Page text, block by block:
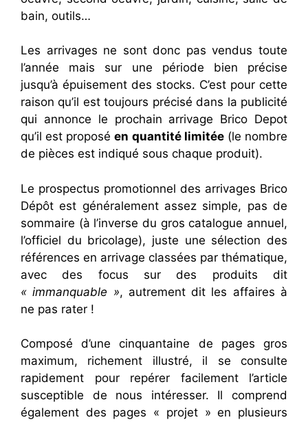
bain, outils…
Les arrivages ne sont donc pas vendus toute
l’année mais sur une période bien précise
jusqu’à épuisement des stocks. C’est pour cette
raison qu’il est toujours précisé dans la publicité
qui annonce le prochain arrivage Brico Depot
qu’il est proposéen quantité limitée(le nombre
de pièces est indiqué sous chaque produit).
Le prospectus promotionnel des arrivages Brico
Dépôt est généralement assez simple, pas de
sommaire (à l’inverse du gros catalogue annuel,
l’officiel du bricolage), juste une sélection des
références en arrivage classées par thématique,
avec des focus sur des produits dit
« immanquable », autrement dit les affaires à
ne pas rater !
Composé d’une cinquantaine de pages gros
maximum, richement illustré, il se consulte
rapidement pour repérer facilement l’article
susceptible de nous intéresser. Il comprend
également des pages « projet » en plusieurs